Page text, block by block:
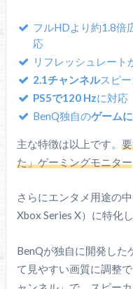
フルHDより約1.8倍
応
リフレッシュレート
2.1チャンネルスピ
PS5で120 Hzに対応
BenQ独自のゲーム
主な特徴は以上です。
た」ゲーミングモニター
さらにエンタメ用途の
Xbox Series X）に特化
BenQが独自に開発した
て見やすい画質に調整